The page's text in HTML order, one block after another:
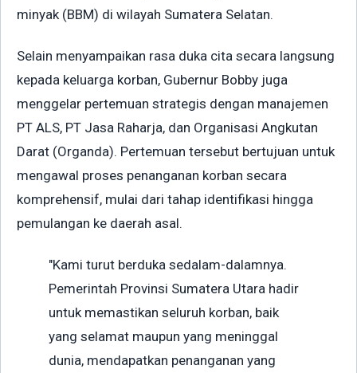
minyak (BBM) di wilayah Sumatera Selatan.
Selain menyampaikan rasa duka cita secara langsung
kepada keluarga korban, Gubernur Bobby juga
menggelar pertemuan strategis dengan manajemen
PT ALS, PT Jasa Raharja, dan Organisasi Angkutan
Darat (Organda). Pertemuan tersebut bertujuan untuk
mengawal proses penanganan korban secara
komprehensif, mulai dari tahap identifikasi hingga
pemulangan ke daerah asal.
"Kami turut berduka sedalam-dalamnya.
Pemerintah Provinsi Sumatera Utara hadir
untuk memastikan seluruh korban, baik
yang selamat maupun yang meninggal
dunia, mendapatkan penanganan yang